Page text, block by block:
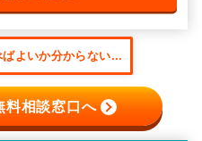
よいか分からない...
料相談窓口へ